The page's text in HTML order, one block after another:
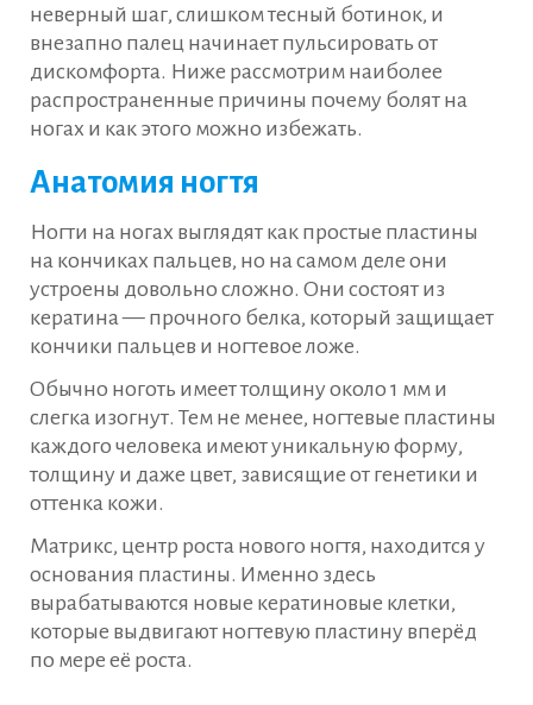
неверный шаг, слишком тесный ботинок, и
внезапно палец начинает пульсировать от
дискомфорта. Ниже рассмотрим наиболее
распространенные причины почему болят на
ногах и как этого можно избежать.
Анатомия ногтя
Ногти на ногах выглядят как простые пластины
на кончиках пальцев, но на самом деле они
устроены довольно сложно. Они состоят из
кератина — прочного белка, который защищает
кончики пальцев и ногтевое ложе.
Обычно ноготь имеет толщину около 1 мм и
слегка изогнут. Тем не менее, ногтевые пластины
каждого человека имеют уникальную форму,
толщину и даже цвет, зависящие от генетики и
оттенка кожи.
Матрикс, центр роста нового ногтя, находится у
основания пластины. Именно здесь
вырабатываются новые кератиновые клетки,
которые выдвигают ногтевую пластину вперёд
по мере её роста.